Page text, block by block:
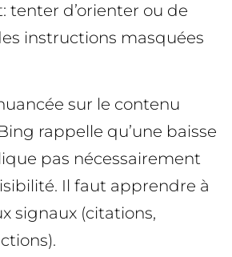
tenter d’orienter ou de
instructions masquées
sur le contenu
rappelle qu’une baisse
pas nécessairement
Il faut apprendre à
signaux (citations,